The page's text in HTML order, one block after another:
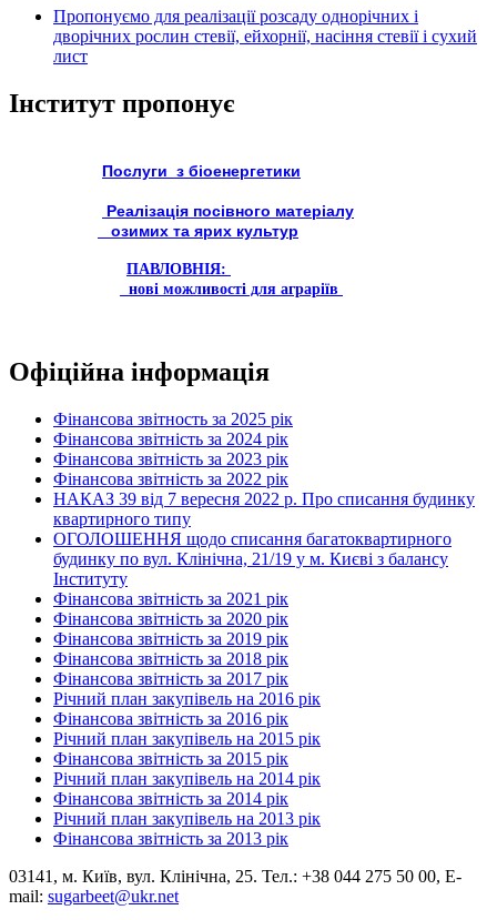
Пропонуємо для реалізації розсаду однорічних і
дворічних рослин стевії, ейхорнії, насіння стевії і сухий
лист
Інститут пропонує
Послуги з біоенергетики
Реалізація посівного матеріалу
озимих та ярих культур
ПАВЛОВНІЯ:
нові можливості для аграріїв
Офіційна інформація
Фінансова звітность за 2025 рік
Фінансова звітність за 2024 рік
Фінансова звітність за 2023 рік
Фінансова звітність за 2022 рік
НАКАЗ 39 від 7 вересня 2022 р. Про списання будинку
квартирного типу
ОГОЛОШЕННЯ щодо списання багатоквартирного
будинку по вул. Клінічна, 21/19 у м. Києві з балансу
Інституту
Фінансова звітність за 2021 рік
Фінансова звітність за 2020 рік
Фінансова звітність за 2019 рік
Фінансова звітність за 2018 рік
Фінансова звітність за 2017 рік
Річний план закупівель на 2016 рік
Фінансова звітність за 2016 рік
Річний план закупівель на 2015 рік
Фінансова звітність за 2015 рік
Річний план закупівель на 2014 рік
Фінансова звітність за 2014 рік
Річний план закупівель на 2013 рік
Фінансова звітність за 2013 рік
03141, м. Київ, вул. Клінічна, 25. Тел.: +38 044 275 50 00, E-
mail: sugarbeet@ukr.net